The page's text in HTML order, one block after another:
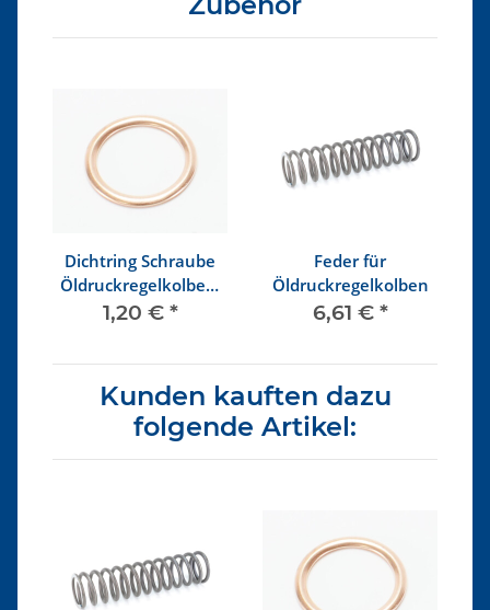
Dichtring Schraube
Öldruckregelkolben,
Ansaugstutzen
1,20 € *
Feder für
Öldruckregelkolben
6,61 € *
Kunden kauften dazu
folgende Artikel: